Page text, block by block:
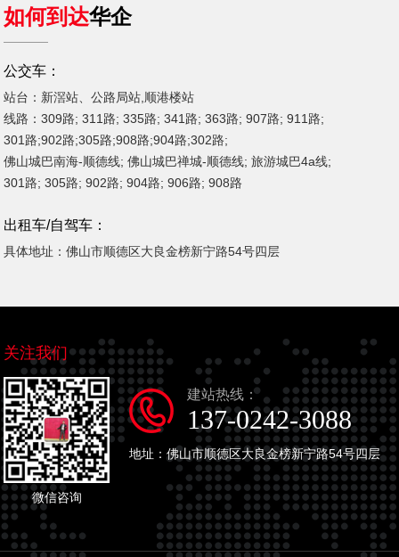
如何到达华企
公交车：
站台：新滘站、公路局站,顺港楼站
线路：309路; 311路; 335路; 341路; 363路; 907路; 911路;
301路;902路;305路;908路;904路;302路;
佛山城巴南海-顺德线; 佛山城巴禅城-顺德线; 旅游城巴4a线;
301路; 305路; 902路; 904路; 906路; 908路
出租车/自驾车：
具体地址：佛山市顺德区大良金榜新宁路54号四层
关注我们
微信咨询
建站热线：
137-0242-3088
地址：佛山市顺德区大良金榜新宁路54号四层